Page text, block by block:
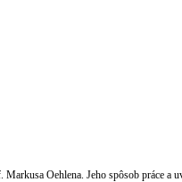
Oehlena. Jeho spôsob práce a